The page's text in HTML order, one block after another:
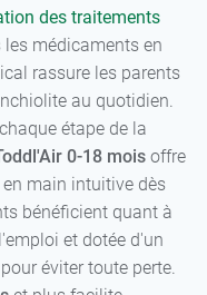
des traitements
les médicaments en
rassure les parents
au quotidien.
étape de la
0-18 mois offre
main intuitive dès
bénéficient quant à
et dotée d'un
éviter toute perte.